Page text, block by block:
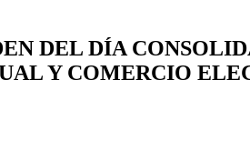
DEL DÍA
Y COMERCIO